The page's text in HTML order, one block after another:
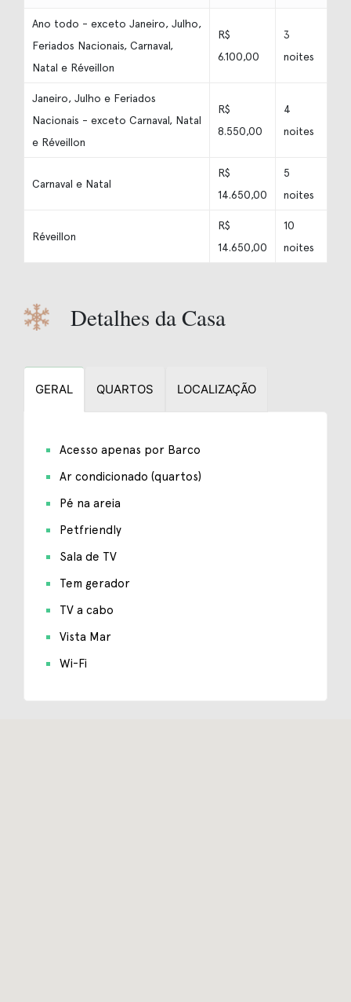
Ano todo - exceto Janeiro, Julho,
Feriados Nacionais, Carnaval,
Natal e Réveillon
R$
6.100,00
3
noites
Janeiro, Julho e Feriados
Nacionais - exceto Carnaval, Natal
e Réveillon
R$
8.550,00
4
noites
Carnaval e Natal
R$
14.650,00
5
noites
Réveillon
R$
14.650,00
10
noites
Detalhes da Casa
GERAL QUARTOS LOCALIZAÇÃO
Acesso apenas por Barco
Ar condicionado (quartos)
Pé na areia
Petfriendly
Sala de TV
Tem gerador
TV a cabo
Vista Mar
Wi-Fi